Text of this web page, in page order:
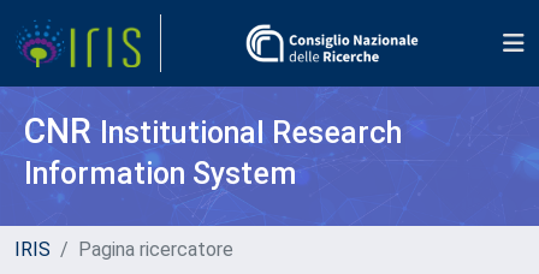
CNR Institutional Research
Information System
IRIS Pagina ricercatore